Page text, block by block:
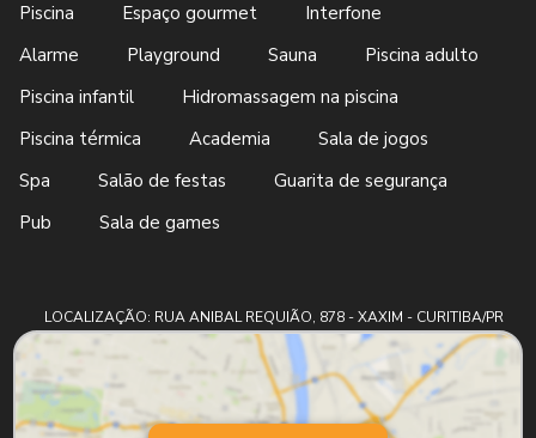
Piscina Espaço gourmet
Interfone
Alarme
Playground Sauna
Piscina adulto
Piscina infantil
Hidromassagem na piscina
Piscina térmica
Academia
Sala de jogos
Spa
Salão de festas
Guarita de segurança
Pub
Sala de games
LOCALIZAÇÃO: RUA ANIBAL REQUIÃO, 878 - XAXIM - CURITIBA/PR